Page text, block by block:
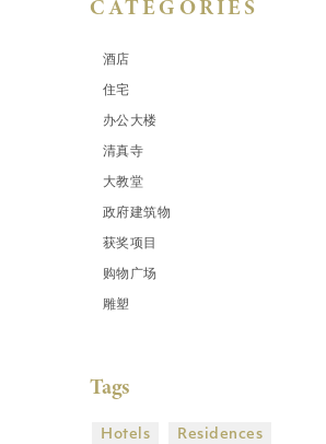
CATEGORIES
酒店
住宅
办公大楼
清真寺
大教堂
政府建筑物
获奖项目
购物广场
雕塑
Tags
Hotels Residences